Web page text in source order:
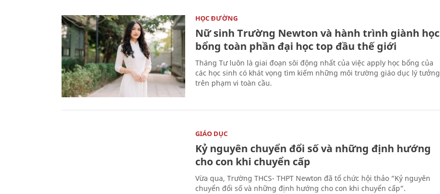
HỌC ĐƯỜNG
Nữ sinh Trường Newton và hành trình giành học
bổng toàn phần đại học top đầu thế giới
Tháng Tư luôn là giai đoạn sôi động nhất của việc apply học bổng của
các học sinh có khát vọng tìm kiếm những môi trường giáo dục lý tưởng
trên phạm vi toàn cầu.
GIÁO DỤC
Kỷ nguyên chuyển đổi số và những định hướng
cho con khi chuyển cấp
Vừa qua, Trường THCS- THPT Newton đã tổ chức hội thảo “Kỷ nguyên
chuyển đổi số và những định hướng cho con khi chuyển cấp”.